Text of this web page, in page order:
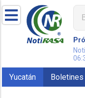
Yucatán Boletines